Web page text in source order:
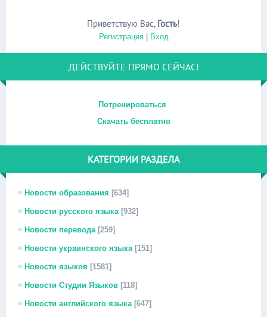
Приветствую Вас, Гость!
Регистрация| Вход
ДЕЙСТВУЙТЕ ПРЯМО СЕЙЧАС!
Потренироваться
Скачать бесплатно
КАТЕГОРИИ РАЗДЕЛА
Новости образования [634]
Новости русского языка [932]
Новости перевода [259]
Новости украинского языка [151]
Новости языков [1581]
Новости Студии Языков [118]
Новости английского языка [647]